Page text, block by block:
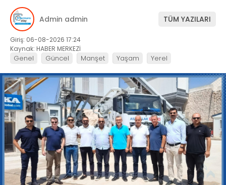
Admin admin TÜM YAZILARI
Giriş: 06-08-2026 17:24
Kaynak: HABER MERKEZİ
Genel Güncel Manşet Yaşam Yerel